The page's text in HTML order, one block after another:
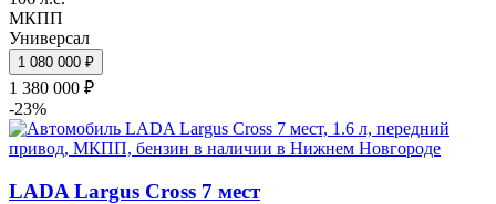
МКПП
Универсал
1 080 000 ₽
1 380 000 ₽
-23%
LADA Largus Cross 7 мест